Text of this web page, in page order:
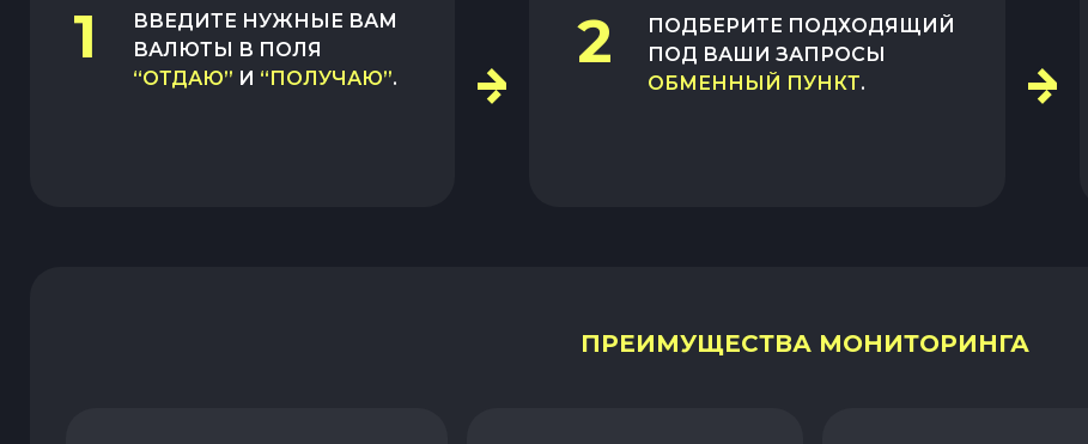
1
ВВЕДИТЕ НУЖНЫЕ ВАМ
ВАЛЮТЫ В ПОЛЯ
“ОТДАЮ” И “ПОЛУЧАЮ”.
2
ПОДБЕРИТЕ ПОДХОДЯЩИЙ
ПОД ВАШИ ЗАПРОСЫ
ОБМЕННЫЙ ПУНКТ.
ПРЕИМУЩЕСТВА МОНИТОРИНГА